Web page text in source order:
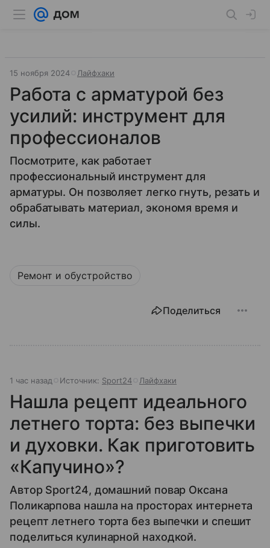
15 ноября 2024 Лайфхаки
Работа с арматурой без
усилий: инструмент для
профессионалов
Посмотрите, как работает
профессиональный инструмент для
арматуры. Он позволяет легко гнуть, резать и
обрабатывать материал, экономя время и
силы.
Ремонт и обустройство
Поделиться
1 час назад Источник: Sport24 Лайфхаки
Нашла рецепт идеального
летнего торта: без выпечки
и духовки. Как приготовить
«Капучино»?
Автор Sport24, домашний повар Оксана
Поликарпова нашла на просторах интернета
рецепт летнего торта без выпечки и спешит
поделиться кулинарной находкой.